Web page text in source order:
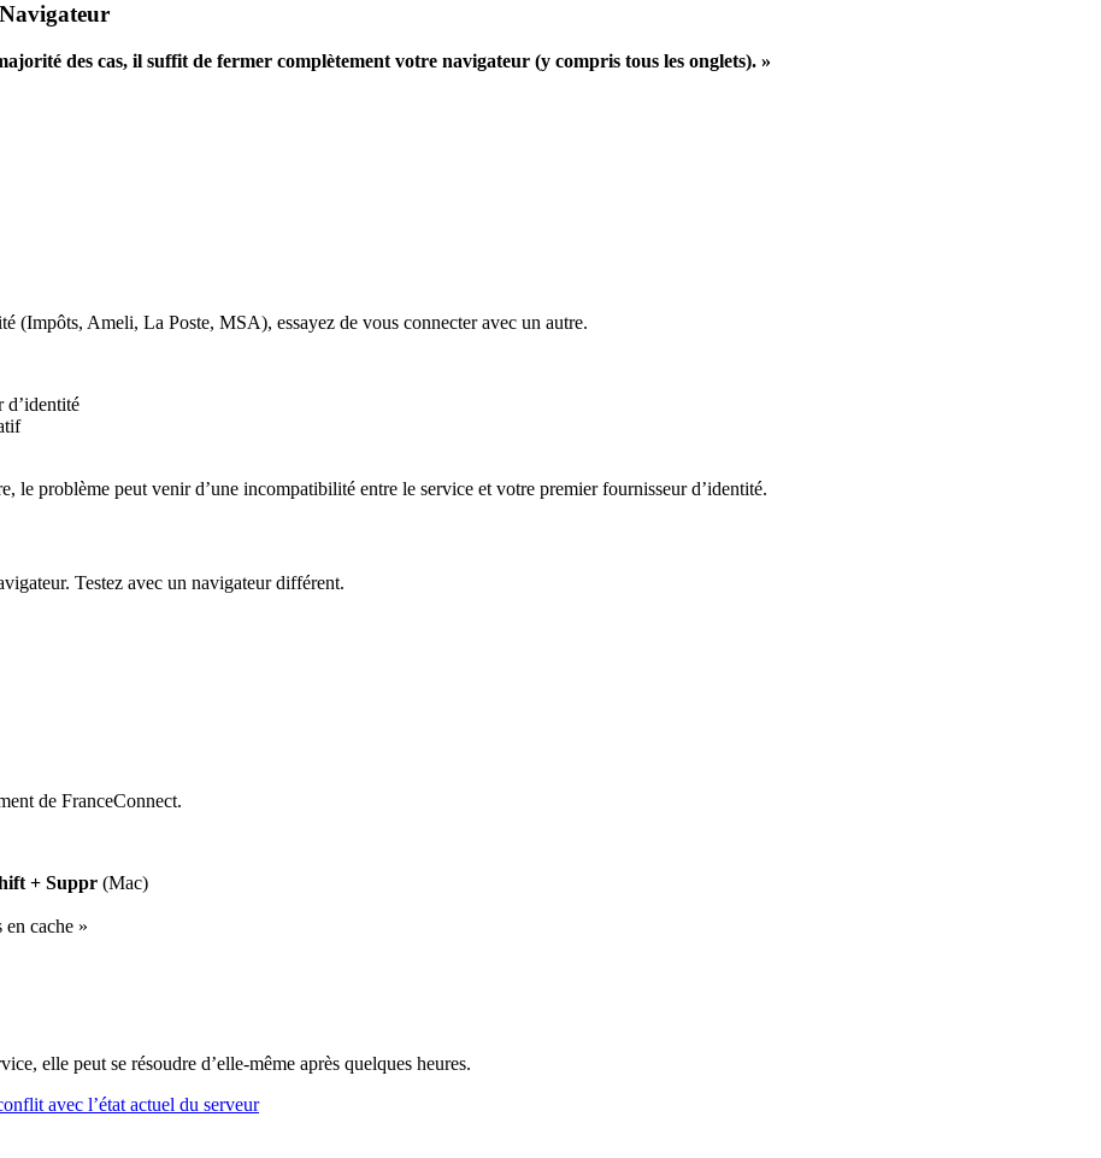
des cas, il suffit de fermer complètement votre navigateur (y compris tous les onglets). »
(Impôts, Ameli, La Poste, MSA), essayez de vous connecter avec un autre.
d’identité
le problème peut venir d’une incompatibilité entre le service et votre premier fournisseur d’identité.
Testez avec un navigateur différent.
de FranceConnect.
+ Suppr (Mac)
cache »
elle peut se résoudre d’elle-même après quelques heures.
avec l’état actuel du serveur